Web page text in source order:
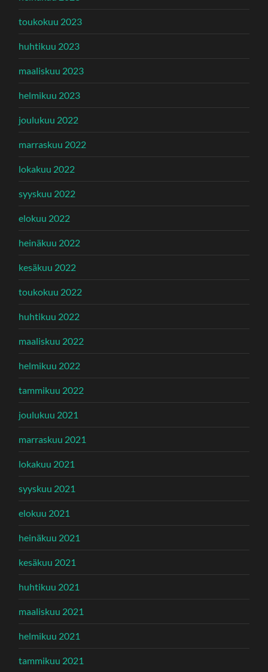
toukokuu 2023
huhtikuu 2023
maaliskuu 2023
helmikuu 2023
joulukuu 2022
marraskuu 2022
lokakuu 2022
syyskuu 2022
elokuu 2022
heinäkuu 2022
kesäkuu 2022
toukokuu 2022
huhtikuu 2022
maaliskuu 2022
helmikuu 2022
tammikuu 2022
joulukuu 2021
marraskuu 2021
lokakuu 2021
syyskuu 2021
elokuu 2021
heinäkuu 2021
kesäkuu 2021
huhtikuu 2021
maaliskuu 2021
helmikuu 2021
tammikuu 2021